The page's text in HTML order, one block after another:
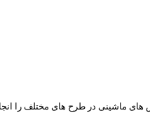
های ماشینی در طرح های مختلف را